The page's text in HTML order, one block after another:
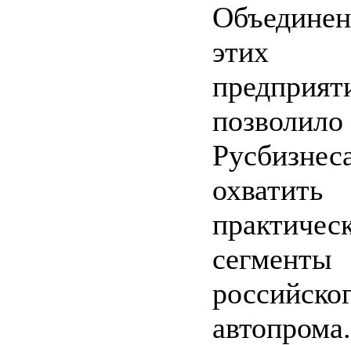
этих
позволило
охватить
сегменты
автопрома.